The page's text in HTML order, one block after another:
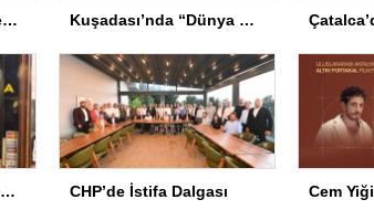
Kılıçdaroğlu Üniversitesi Tercih Merkezi’ni Ziyaret Etti Kuşadası’nda “Dünya Hâlâ Çiçek Açıyor” sergisi sanatseverlerle buluşuyor
Fantasİstanbul 2026 Ödül Töreni Yapıldı CHP’de İstifa Dalgası